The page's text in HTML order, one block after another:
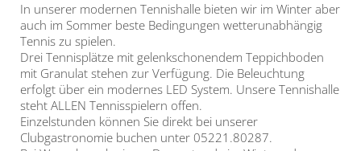
In unserer modernen Tennishalle bieten wir im Winter aber
auch im Sommer beste Bedingungen wetterunabhängig
Tennis zu spielen.
Drei Tennisplätze mit gelenkschonendem Teppichboden
mit Granulat stehen zur Verfügung. Die Beleuchtung
erfolgt über ein modernes LED System. Unsere Tennishalle
steht ALLEN Tennisspielern offen.
Einzelstunden können Sie direkt bei unserer
Clubgastronomie buchen unter 05221.80287.